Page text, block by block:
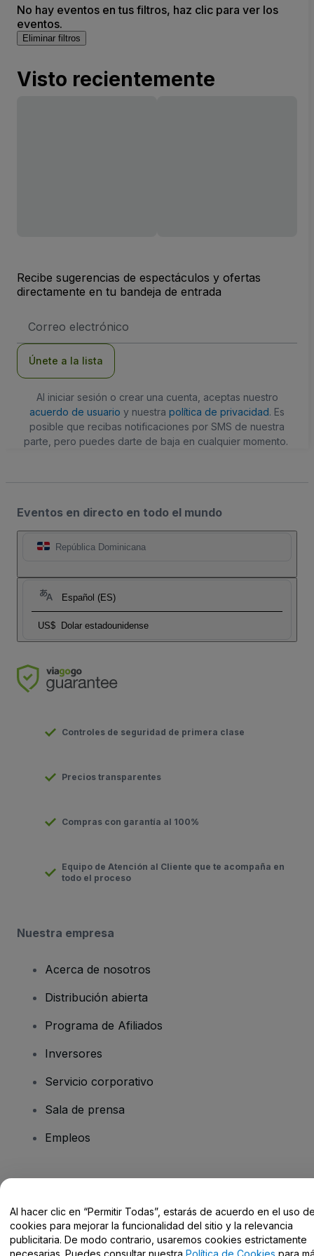
No hay eventos en tus filtros, haz clic para ver los
eventos.
Eliminar filtros
Visto recientemente
Recibe sugerencias de espectáculos y ofertas
directamente en tu bandeja de entrada
de
Únete a la lista
Al iniciar sesión o crear una cuenta, aceptas nuestro
acuerdo de usuario y nuestra política de privacidad. Es
posible que recibas notificaciones por SMS de nuestra
parte, pero puedes darte de baja en cualquier momento.
Eventos en directo en todo el mundo
República Dominicana
Español (ES)
US$ Dolar estadounidense
Controles de seguridad de primera clase
Precios transparentes
Compras con garantía al 100%
Equipo de Atención al Cliente que te acompaña en
todo el proceso
Nuestra empresa
Acerca de nosotros
Distribución abierta
Programa de Afiliados
Inversores
Servicio corporativo
Sala de prensa
Empleos
Centro de Ayuda / Contacto
Al hacer clic en “Permitir Todas”, estarás de acuerdo en el uso
cookies para mejorar la funcionalidad del sitio y la relevancia
publicitaria. De modo contrario, usaremos cookies estrictamente
necesarias. Puedes consultar nuestra Política de Cookies para